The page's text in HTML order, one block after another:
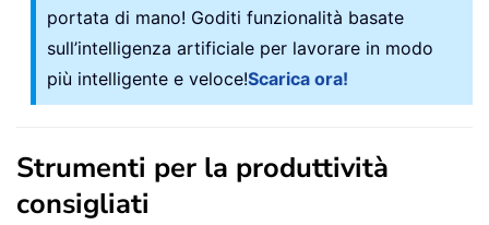
portata di mano! Goditi funzionalità basate
sull’intelligenza artificiale per lavorare in modo
più intelligente e veloce!Scarica ora!
Strumenti per la produttività
consigliati